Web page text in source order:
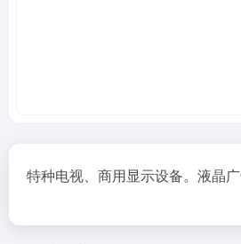
特种电视、商用显示设备。液晶